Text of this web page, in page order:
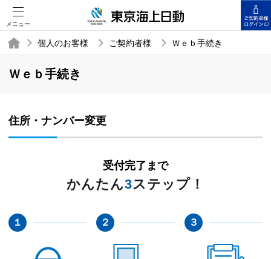
メニュー
個人のお客様 ご契約者様 Ｗｅｂ手続き
Ｗｅｂ手続き
住所・ナンバー変更
受付完了まで
かんたん3ステップ！
１ ２ ３